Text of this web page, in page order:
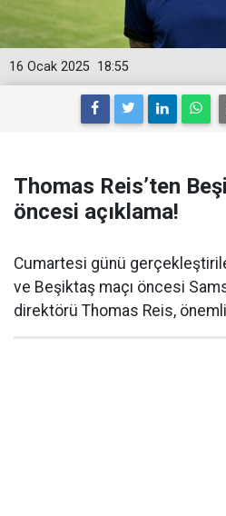
18:55
16 Ocak 2025
Thomas Reis’ten
öncesi açıklama!
Cumartesi günü
ve Beşiktaş maçı öncesi
direktörü Thomas Reis,